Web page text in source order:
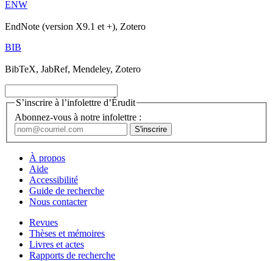
ENW
EndNote (version X9.1 et +), Zotero
BIB
BibTeX, JabRef, Mendeley, Zotero
S’inscrire à l’infolettre d’Érudit
Abonnez-vous à notre infolettre :
À propos
Aide
Accessibilité
Guide de recherche
Nous contacter
Revues
Thèses et mémoires
Livres et actes
Rapports de recherche